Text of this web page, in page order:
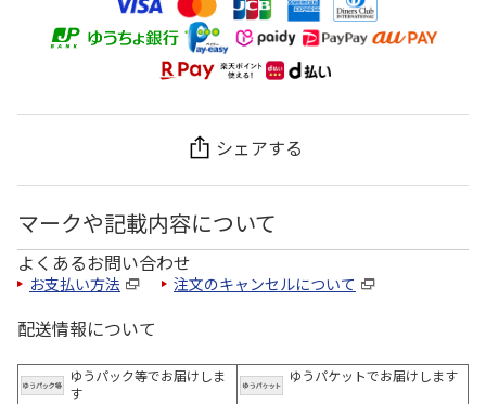
シェアする
マークや記載内容について
よくあるお問い合わせ
お支払い方法 注文のキャンセルについて
配送情報について
ゆうパック等でお届けしま
す
ゆうパケットでお届けします